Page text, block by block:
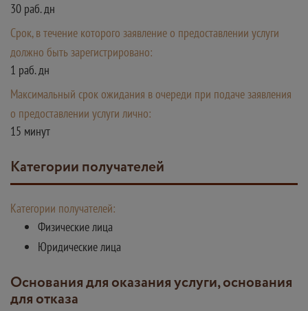
30 раб. дн
Срок, в течение которого заявление о предоставлении услуги
должно быть зарегистрировано:
1 раб. дн
Максимальный срок ожидания в очереди при подаче заявления
о предоставлении услуги лично:
15 минут
Категории получателей
Категории получателей:
Физические лица
Юридические лица
Основания для оказания услуги, основания
для отказа